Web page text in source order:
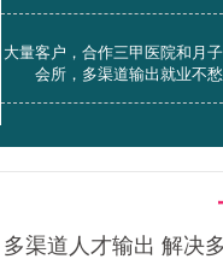
大量客户，合作三甲医院和月子
会所，多渠道输出就业不愁
多渠道人才输出 解决